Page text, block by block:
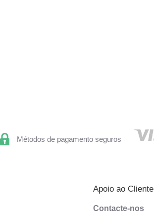
Métodos de pagamento seguros
Apoio ao Cliente
Contacte-nos